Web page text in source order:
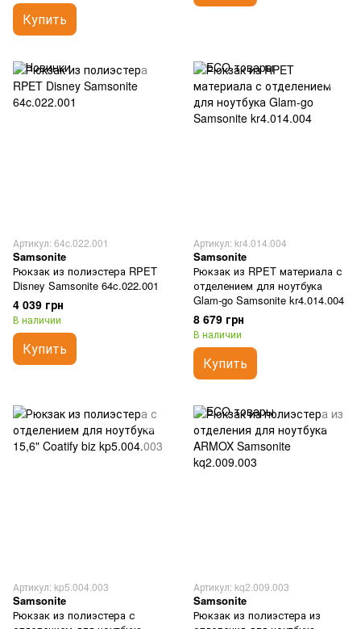
Купить
Артикул: 64c.022.001
Samsonite
Рюкзак из полиэстера RPET
Disney Samsonite 64c.022.001
4 039 грн
В наличии
Купить
Артикул: kr4.014.004
Samsonite
Рюкзак из RPET материала с
отделением для ноутбука
Glam-go Samsonite kr4.014.004
8 679 грн
В наличии
Купить
Артикул: kp5.004.003
Samsonite
Рюкзак из полиэстера с
Артикул: kq2.009.003
Samsonite
Рюкзак из полиэстера из